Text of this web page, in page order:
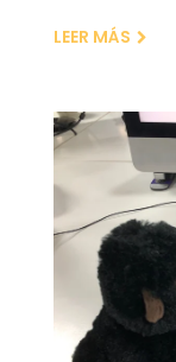
LEER MÁS